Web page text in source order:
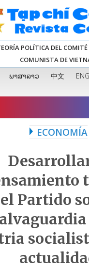
POLÍTICA DEL
COMUNISTA DE
ພາສາລາວ 中文
ECONOMÍA
Partido